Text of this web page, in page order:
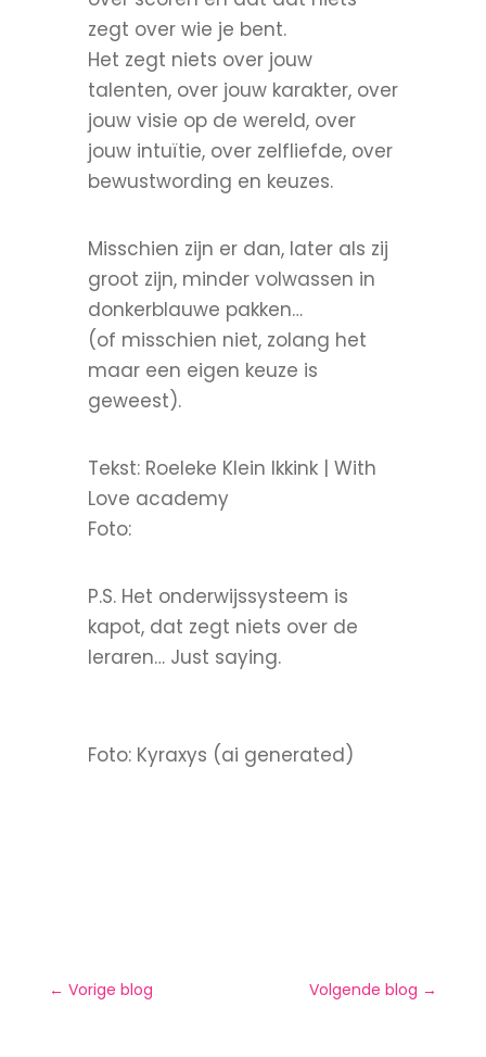
zegt over wie je bent.
Het zegt niets over jouw
talenten, over jouw karakter, over
jouw visie op de wereld, over
jouw intuïtie, over zelfliefde, over
bewustwording en keuzes.
Misschien zijn er dan, later als zij
groot zijn, minder volwassen in
donkerblauwe pakken…
(of misschien niet, zolang het
maar een eigen keuze is
geweest).
Tekst: Roeleke Klein Ikkink | With
Love academy
Foto:
P.S. Het onderwijssysteem is
kapot, dat zegt niets over de
leraren… Just saying.
Foto: Kyraxys (ai generated)
← Vorige blog Volgende blog →